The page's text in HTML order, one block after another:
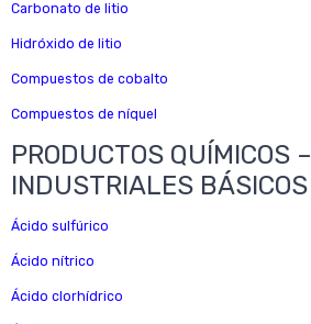
Carbonato de litio
Hidróxido de litio
Compuestos de cobalto
Compuestos de níquel
PRODUCTOS QUÍMICOS –
INDUSTRIALES BÁSICOS
Ácido sulfúrico
Ácido nítrico
Ácido clorhídrico